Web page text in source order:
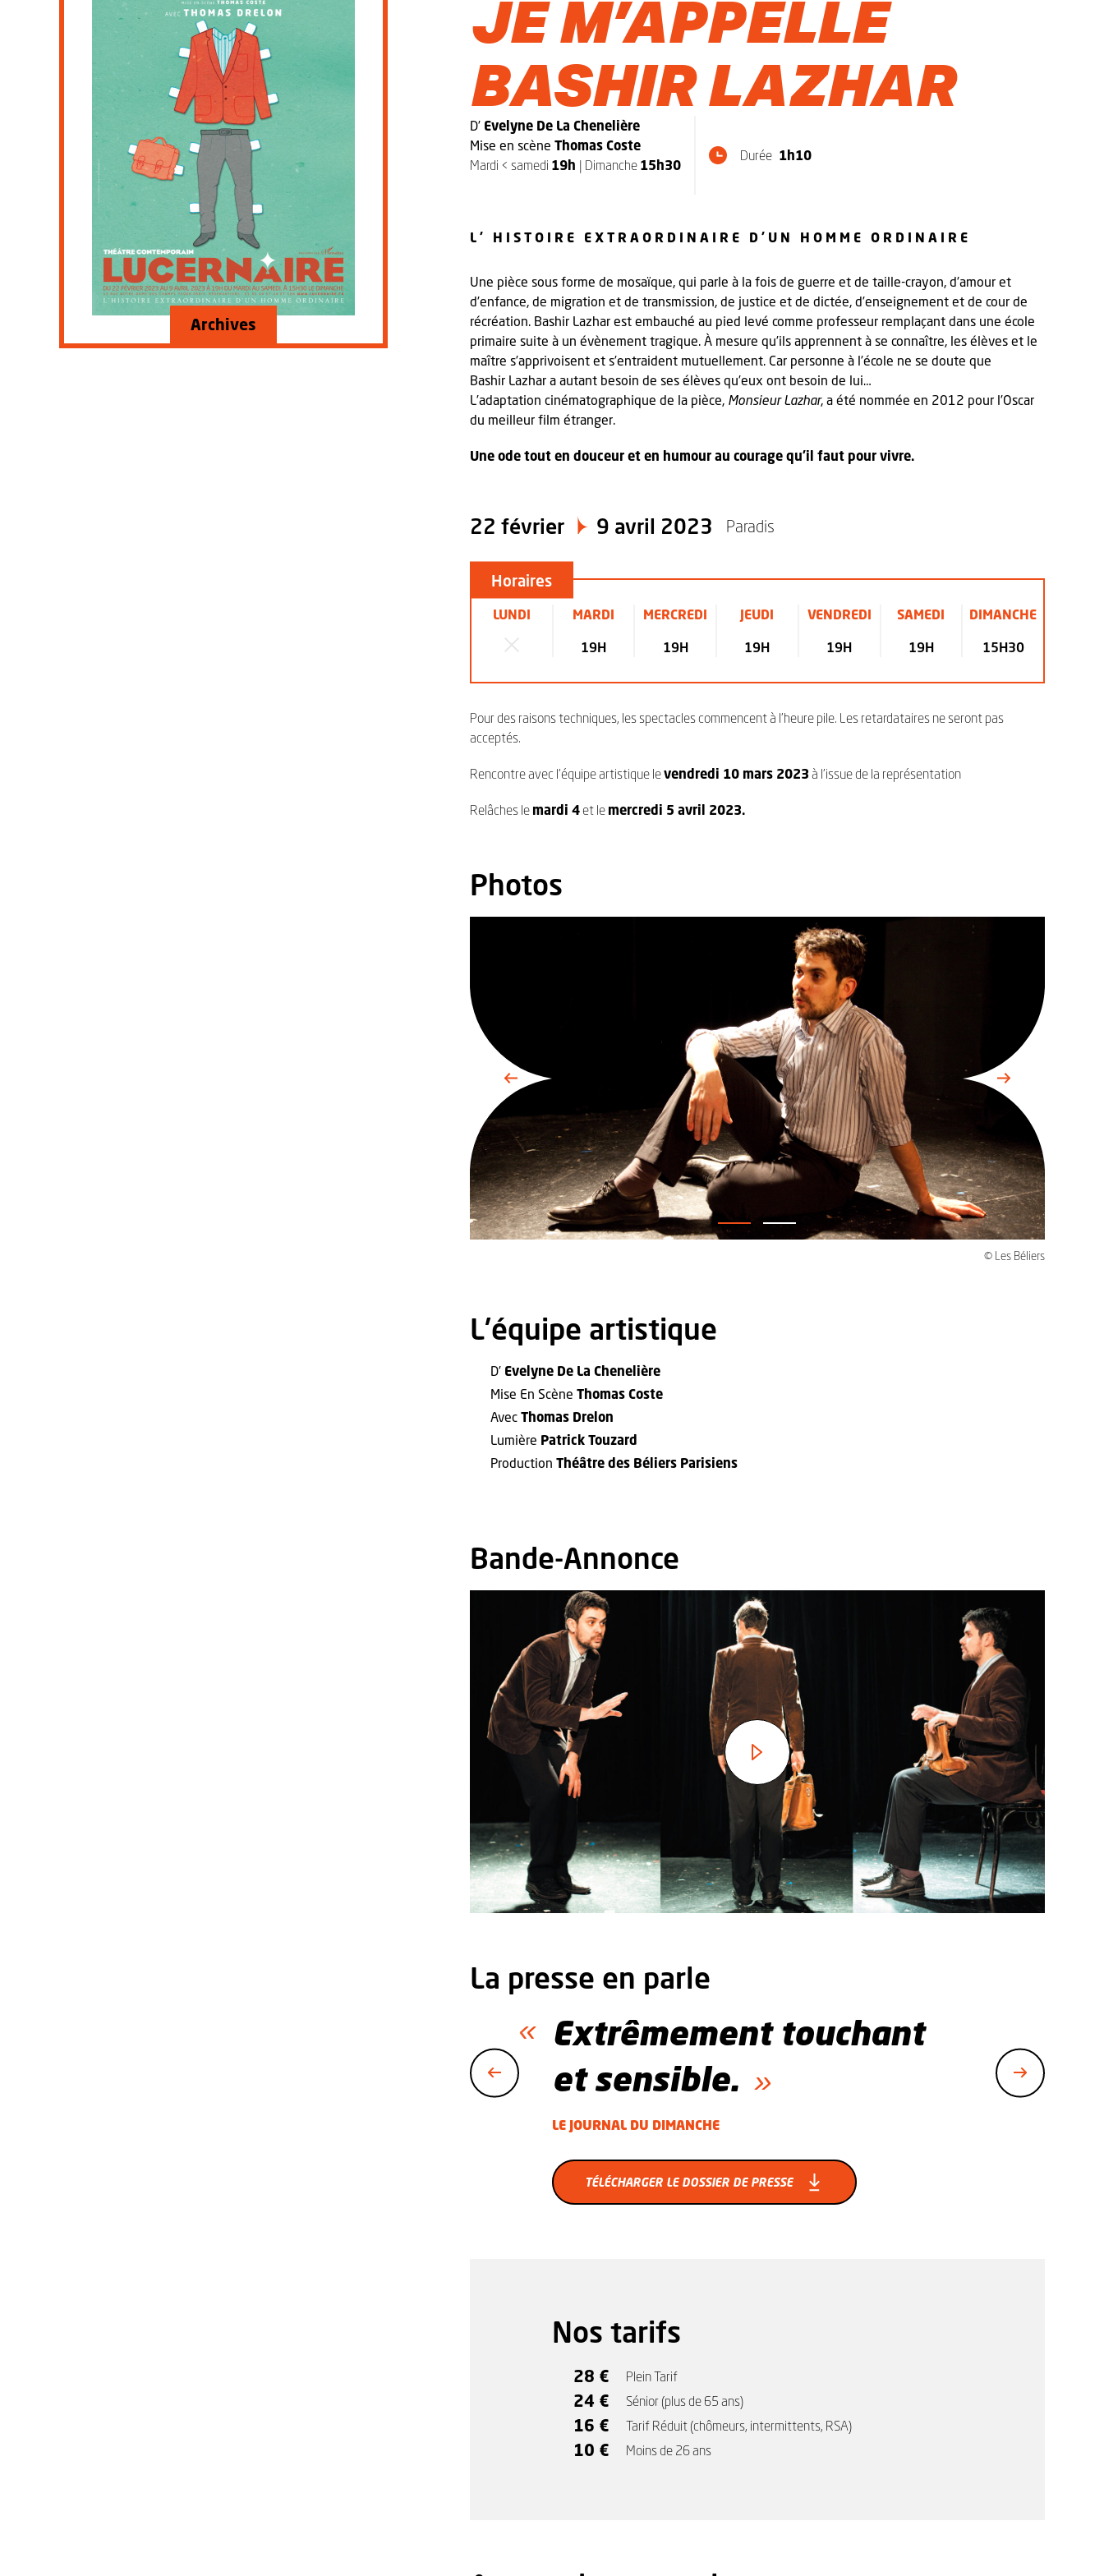
Archives
JE M’APPELLE
BASHIR LAZHAR
D’ Evelyne De La Chenelière
Mise en scène Thomas Coste
Mardi < samedi 19h | Dimanche 15h30
Durée 1h10
L’ HISTOIRE EXTRAORDINAIRE D'UN HOMME ORDINAIRE
Une pièce sous forme de mosaïque, qui parle à la fois de guerre et de taille-crayon, d’amour et
d’enfance, de migration et de transmission, de justice et de dictée, d’enseignement et de cour de
récréation. Bashir Lazhar est embauché au pied levé comme professeur remplaçant dans une école
primaire suite à un évènement tragique. À mesure qu’ils apprennent à se connaître, les élèves et le
maître s’apprivoisent et s’entraident mutuellement. Car personne à l’école ne se doute que
Bashir Lazhar a autant besoin de ses élèves qu’eux ont besoin de lui…
L’adaptation cinématographique de la pièce, Monsieur Lazhar, a été nommée en 2012 pour l’Oscar
du meilleur film étranger.
Une ode tout en douceur et en humour au courage qu’il faut pour vivre.
22 février 9 avril 2023 Paradis
Horaires
LUNDI MARDI
19H
MERCREDI
19H
JEUDI
19H
VENDREDI
19H
SAMEDI
19H
DIMANCHE
15H30
Pour des raisons techniques, les spectacles commencent à l’heure pile. Les retardataires ne seront pas
acceptés.
Rencontre avec l’équipe artistique levendredi 10 mars 2023 à l’issue de la représentation
Relâches le mardi 4et le mercredi 5 avril 2023.
Photos
© Les Béliers
L'équipe artistique
D’ Evelyne De La Chenelière
Mise En Scène Thomas Coste
Avec Thomas Drelon
Lumière Patrick Touzard
Production Théâtre des Béliers Parisiens
Bande-Annonce
La presse en parle
Extrêmement touchant
et sensible.
LE JOURNAL DU DIMANCHE
TÉLÉCHARGER LE DOSSIER DE PRESSE
Nos tarifs
28 € Plein Tarif
24 € Sénior (plus de 65 ans)
16 € Tarif Réduit (chômeurs, intermittents, RSA)
10 € Moins de 26 ans